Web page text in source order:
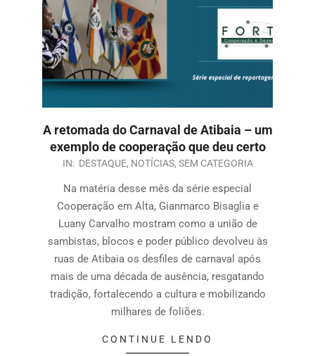
A retomada do Carnaval de Atibaia – um
exemplo de cooperação que deu certo
IN: DESTAQUE, NOTÍCIAS, SEM CATEGORIA
Na matéria desse mês da série especial
Cooperação em Alta, Gianmarco Bisaglia e
Luany Carvalho mostram como a união de
sambistas, blocos e poder público devolveu às
ruas de Atibaia os desfiles de carnaval após
mais de uma década de ausência, resgatando
tradição, fortalecendo a cultura e mobilizando
milhares de foliões.
CONTINUE LENDO